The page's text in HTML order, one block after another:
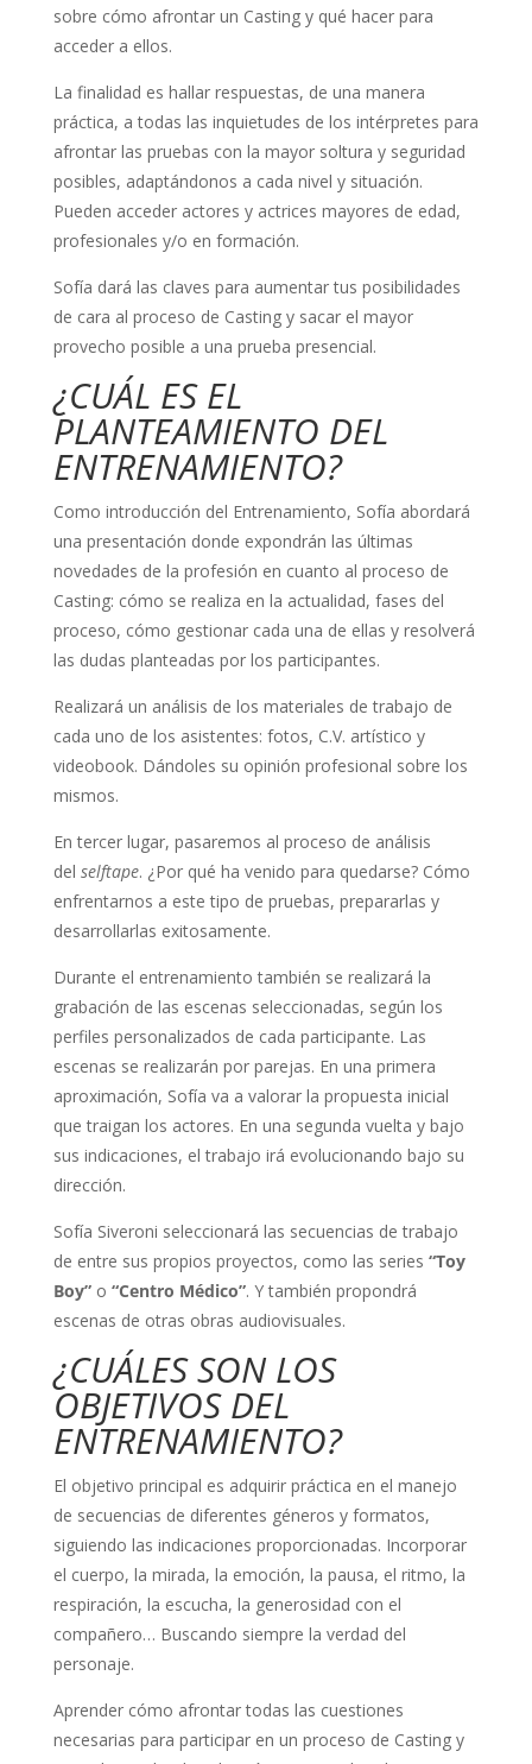
sobre cómo afrontar un Casting y qué hacer para
acceder a ellos.
La finalidad es hallar respuestas, de una manera
práctica, a todas las inquietudes de los intérpretes para
afrontar las pruebas con la mayor soltura y seguridad
posibles, adaptándonos a cada nivel y situación.
Pueden acceder actores y actrices mayores de edad,
profesionales y/o en formación.
Sofía dará las claves para aumentar tus posibilidades
de cara al proceso de Casting y sacar el mayor
provecho posible a una prueba presencial.
¿CUÁL ES EL
PLANTEAMIENTO DEL
ENTRENAMIENTO?
Como introducción del Entrenamiento, Sofía abordará
una presentación donde expondrán las últimas
novedades de la profesión en cuanto al proceso de
Casting: cómo se realiza en la actualidad, fases del
proceso, cómo gestionar cada una de ellas y resolverá
las dudas planteadas por los participantes.
Realizará un análisis de los materiales de trabajo de
cada uno de los asistentes: fotos, C.V. artístico y
videobook. Dándoles su opinión profesional sobre los
mismos.
En tercer lugar, pasaremos al proceso de análisis
del selftape. ¿Por qué ha venido para quedarse? Cómo
enfrentarnos a este tipo de pruebas, prepararlas y
desarrollarlas exitosamente.
Durante el entrenamiento también se realizará la
grabación de las escenas seleccionadas, según los
perfiles personalizados de cada participante. Las
escenas se realizarán por parejas. En una primera
aproximación, Sofía va a valorar la propuesta inicial
que traigan los actores. En una segunda vuelta y bajo
sus indicaciones, el trabajo irá evolucionando bajo su
dirección.
Sofía Siveroni seleccionará las secuencias de trabajo
de entre sus propios proyectos, como las series “Toy
Boy”o “Centro Médico”. Y también propondrá
escenas de otras obras audiovisuales.
¿CUÁLES SON LOS
OBJETIVOS DEL
ENTRENAMIENTO?
El objetivo principal es adquirir práctica en el manejo
de secuencias de diferentes géneros y formatos,
siguiendo las indicaciones proporcionadas. Incorporar
el cuerpo, la mirada, la emoción, la pausa, el ritmo, la
respiración, la escucha, la generosidad con el
compañero… Buscando siempre la verdad del
personaje.
Aprender cómo afrontar todas las cuestiones
necesarias para participar en un proceso de Casting y